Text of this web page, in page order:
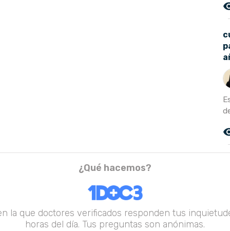
¿Qué hacemos?
la que doctores verificados responden tus
horas del día. Tus preguntas son anónimas.